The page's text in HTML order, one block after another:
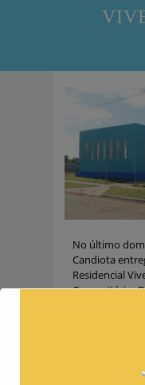
No último
Candiota
Residencial
Comunitário.
entrada e um